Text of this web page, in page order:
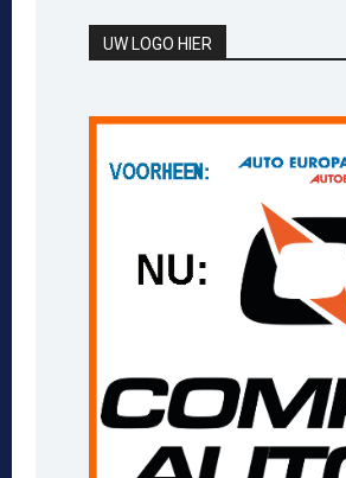
UW LOGO HIER